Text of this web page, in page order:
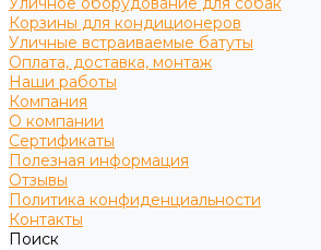
Корзины для кондиционеров
Уличные встраиваемые батуты
Оплата, доставка, монтаж
Наши работы
Компания
О компании
Сертификаты
Полезная информация
Отзывы
Политика конфиденциальности
Контакты
Поиск